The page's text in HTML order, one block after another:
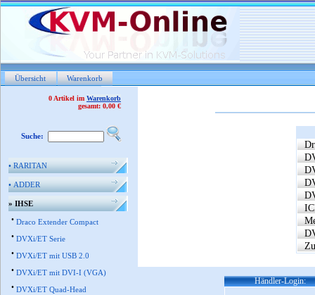
Übersicht Warenkorb
0 Artikel im Warenkorb
gesamt: 0,00 €
Suche:
•RARITAN
•ADDER
» IHSE
• Draco Extender Compact
• DVXi/ET Serie
• DVXi/ET mit USB 2.0
• DVXi/ET mit DVI-I (VGA)
• DVXi/ET Quad-Head
Händler-Login: